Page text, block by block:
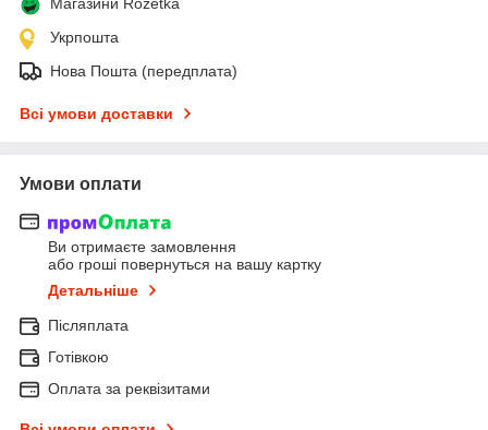
Укрпошта
Нова Пошта (передплата)
Всі умови доставки
Умови оплати
Ви отримаєте замовлення
або гроші повернуться на вашу картку
Детальніше
Післяплата
Готівкою
Оплата за реквізитами